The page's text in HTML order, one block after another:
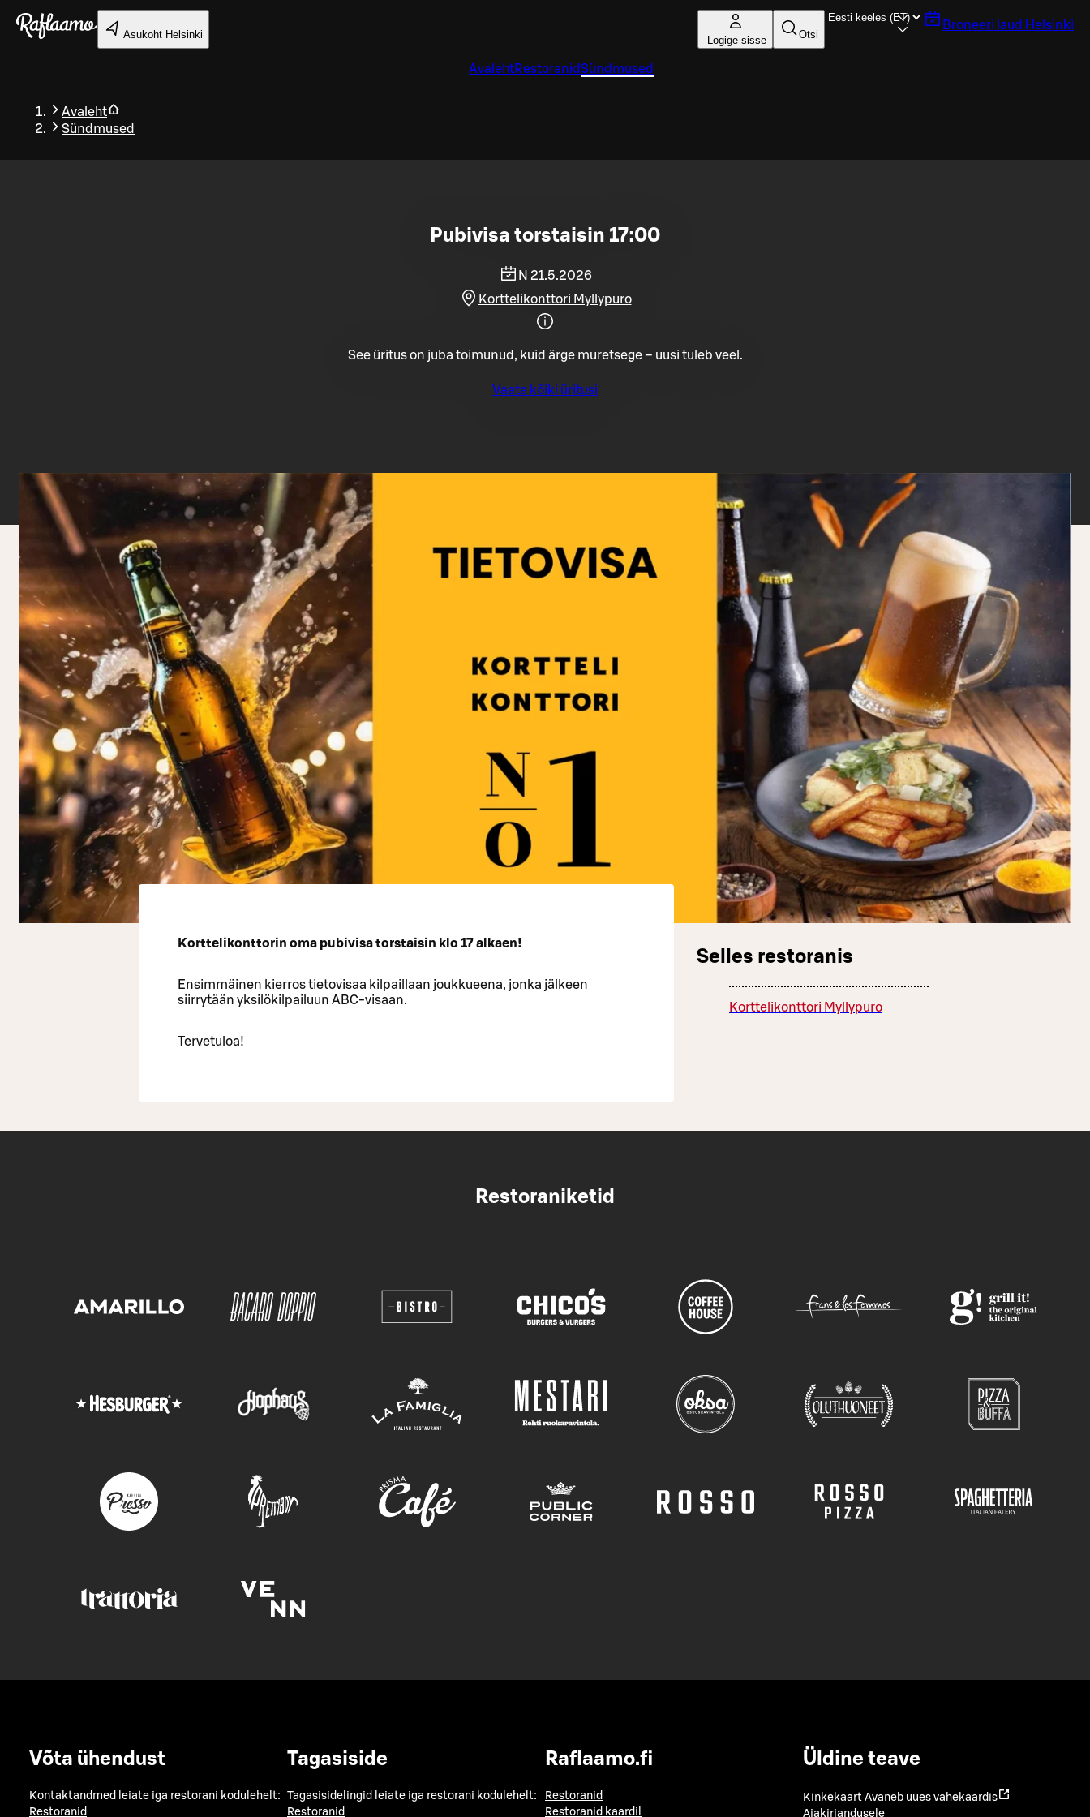
Liigu peamise sisu juurde
Asukoht Helsinki Logige sisse Otsi
Broneeri laud Helsinki
AvalehtRestoranidSündmused
Avaleht
Sündmused
Tagasi
Pubivisa torstaisin 17:00
N 21.5.2026
Korttelikonttori Myllypuro
See üritus on juba toimunud, kuid ärge muretsege – uusi tuleb veel.
Vaata kõiki üritusi
Korttelikonttorin oma pubivisa torstaisin klo 17 alkaen!
Ensimmäinen kierros tietovisaa kilpaillaan joukkueena, jonka jälkeen
siirrytään yksilökilpailuun ABC-visaan.
Tervetuloa!
Selles restoranis
Korttelikonttori Myllypuro
Restoraniketid
Võta ühendust
Kontaktandmed leiate iga restorani kodulehelt:
Restoranid
Tagasiside
Tagasisidelingid leiate iga restorani kodulehelt:
Restoranid
Raflaamo.fi
Restoranid
Restoranid kaardil
Üldine teave
Kinkekaart Avaneb uues vahekaardis
Ajakirjandusele